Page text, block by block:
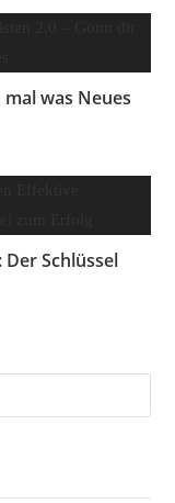
was Neues
Schlüssel